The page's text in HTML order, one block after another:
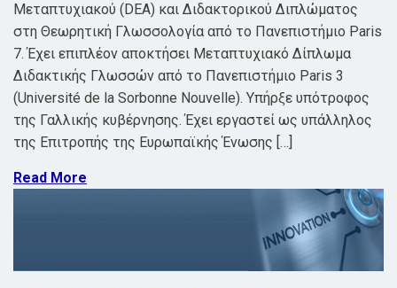
Μεταπτυχιακού (DEA) και Διδακτορικού Διπλώματος
στη Θεωρητική Γλωσσολογία από το Πανεπιστήμιο Paris
7. Έχει επιπλέον αποκτήσει Μεταπτυχιακό Δίπλωμα
Διδακτικής Γλωσσών από το Πανεπιστήμιο Paris 3
(Université de la Sorbonne Nouvelle). Υπήρξε υπότροφος
της Γαλλικής κυβέρνησης. Έχει εργαστεί ως υπάλληλος
της Επιτροπής της Ευρωπαϊκής Ένωσης […]
Read More